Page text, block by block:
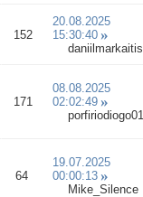
152
20.08.2025
15:30:40
daniilmarkaitis
171
08.08.2025
02:02:49
porfiriodiogo01
64
19.07.2025
00:00:13
Mike_Silence